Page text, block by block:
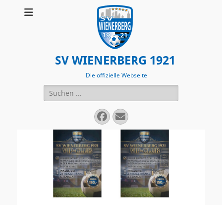
SV WIENERBERG 1921
Die offizielle Webseite
Suchen
nach:
Facebook
E-
Mail